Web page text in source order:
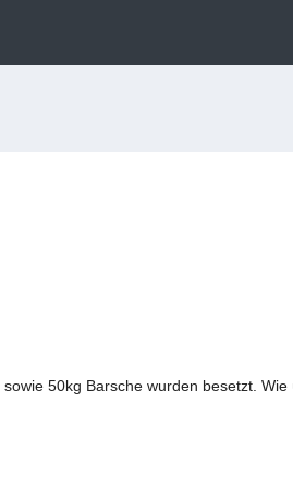
50kg Barsche wurden besetzt.